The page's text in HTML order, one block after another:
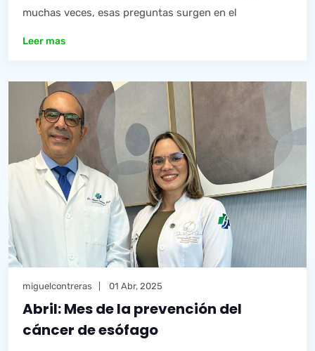
muchas veces, esas preguntas surgen en el
Leer mas
miguelcontreras 01 Abr, 2025
Abril: Mes de la prevención del
cáncer de esófago